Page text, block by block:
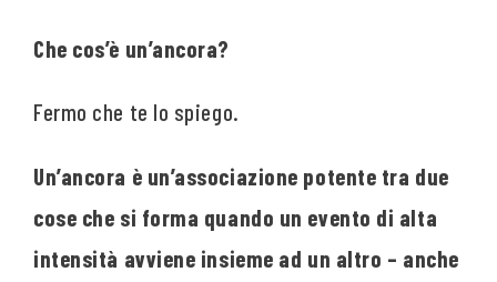
Che cos’è un’ancora?
Fermo che te lo spiego.
Un’ancora è un’associazione potente tra due
cose che si forma quando un evento di alta
intensità avviene insieme ad un altro – anche